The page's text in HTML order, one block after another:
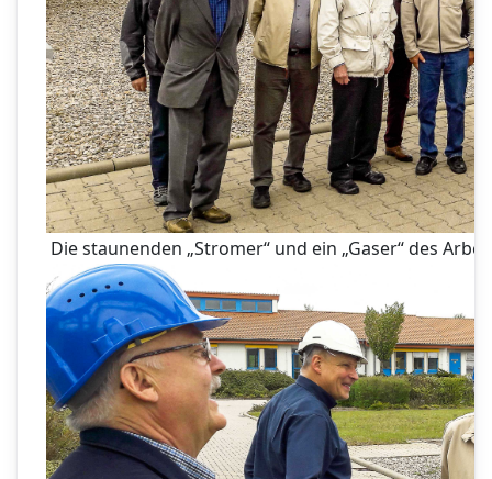
Die staunenden „Stromer“ und ein „Gaser“ des